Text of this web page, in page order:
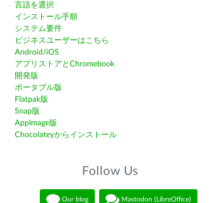
言語を選択
インストール手順
システム要件
ビジネスユーザーはこちら
Android/iOS
アプリストアとChromebook
開発版
ポータブル版
Flatpak版
Snap版
AppImage版
Chocolateyからインストール
Follow Us
Our blog Mastodon (LibreOffice)